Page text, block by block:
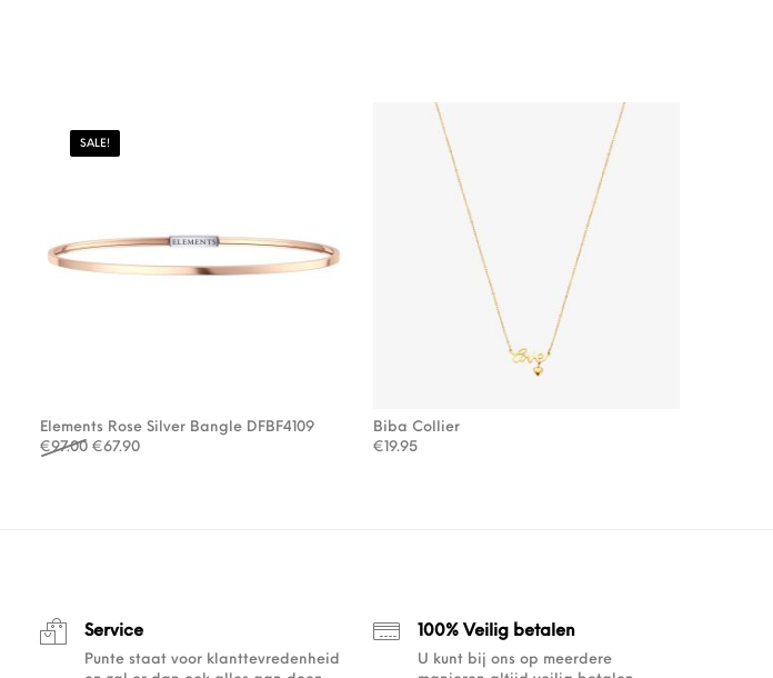
SALE!
Elements Rose Silver Bangle DFBF4109
€97.00 Oorspronkelijke prijs was: €97.00.
€67.90Huidige prijs is: €67.90.
Biba Collier
€19.95
Service
Punte staat voor klanttevredenheid
100% Veilig betalen
U kunt bij ons op meerdere